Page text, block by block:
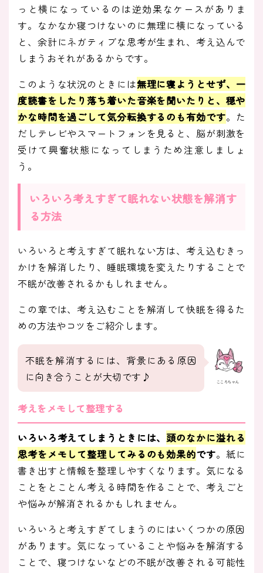
っと横になっているのは逆効果なケースがありま
す。なかなか寝つけないのに無理に横になっている
と、余計にネガティブな思考が生まれ、考え込んで
しまうおそれがあるからです。
このような状況のときには無理に寝ようとせず、一
度読書をしたり落ち着いた音楽を聞いたりと、穏や
かな時間を過ごして気分転換するのも有効です。た
だしテレビやスマートフォンを見ると、脳が刺激を
受けて興奮状態になってしまうため注意しましょ
う。
いろいろ考えすぎて眠れない状態を解消す
る方法
いろいろと考えすぎて眠れない方は、考え込むきっ
かけを解消したり、睡眠環境を変えたりすることで
不眠が改善されるかもしれません。
この章では、考え込むことを解消して快眠を得るた
めの方法やコツをご紹介します。
こころちゃん
不眠を解消するには、背景にある原因
に向き合うことが大切です♪
考えをメモして整理する
いろいろ考えてしまうときには、頭のなかに溢れる
思考をメモして整理してみるのも効果的です。紙に
書き出すと情報を整理しやすくなります。気になる
ことをとことん考える時間を作ることで、考えごと
や悩みが解消されるかもしれません。
いろいろと考えすぎてしまうのにはいくつかの原因
があります。気になっていることや悩みを解消する
ことで、寝つけないなどの不眠が改善される可能性